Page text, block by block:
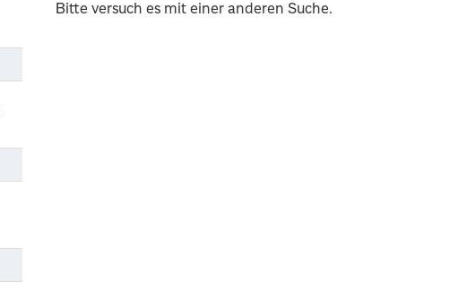
Bitte versuch es mit einer anderen Suche.